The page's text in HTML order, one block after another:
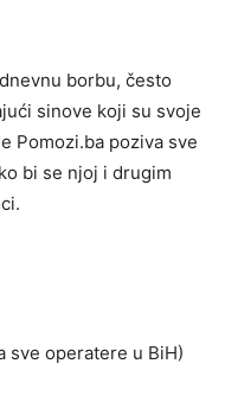
borbu, često
sinove koji su svoje
Pomozi.ba poziva sve
bi se njoj i drugim
sve operatere u BiH)